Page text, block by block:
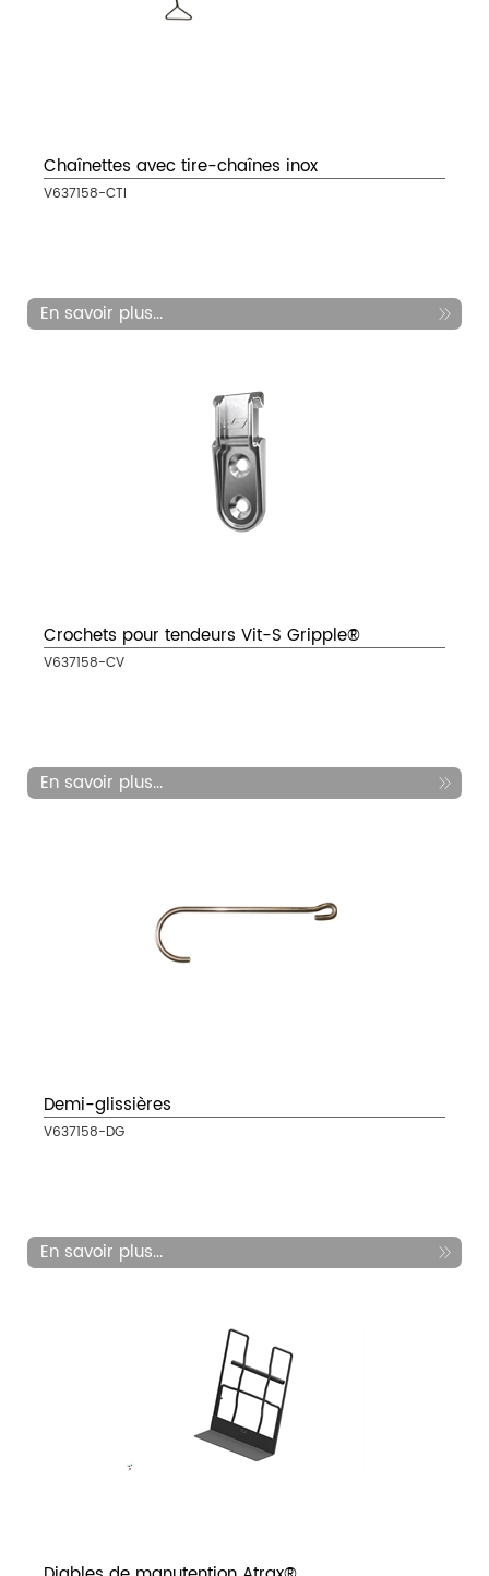
Chaînettes avec tire-chaînes inox
V637158-CTI
En savoir plus...
Crochets pour tendeurs Vit-S Gripple®
V637158-CV
En savoir plus...
Demi-glissières
V637158-DG
En savoir plus...